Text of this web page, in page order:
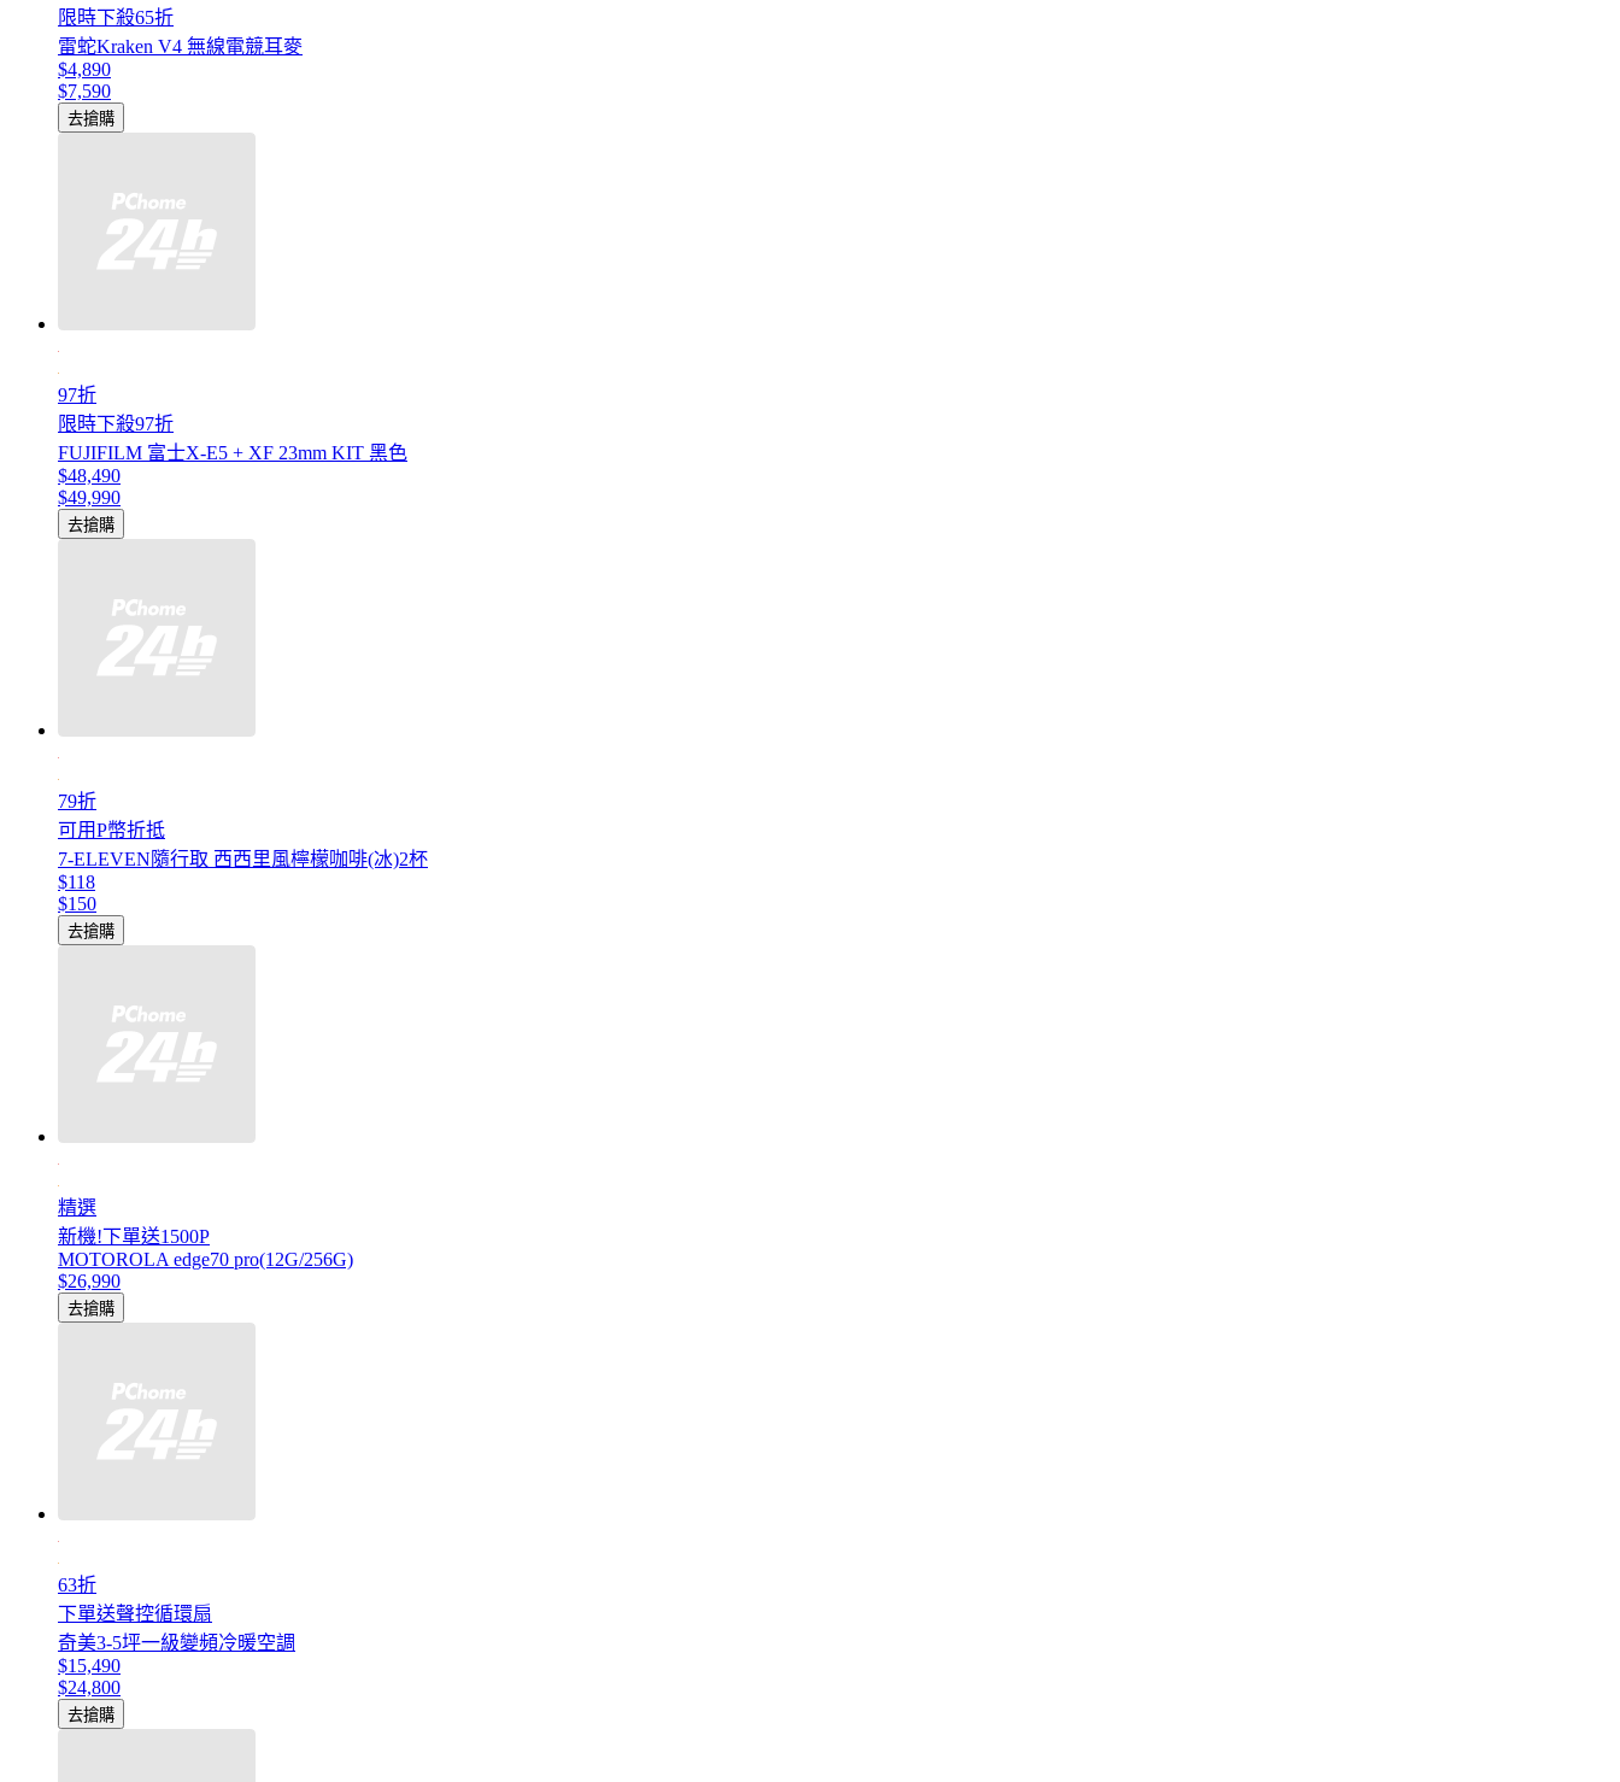
限時下殺65折
雷蛇Kraken V4 無線電競耳麥
$4,890
$7,590
去搶購
97折
限時下殺97折
FUJIFILM 富士X-E5 + XF 23mm KIT 黑色
$48,490
$49,990
去搶購
79折
可用P幣折抵
7-ELEVEN隨行取 西西里風檸檬咖啡(冰)2杯
$118
$150
去搶購
精選
新機!下單送1500P
MOTOROLA edge70 pro(12G/256G)
$26,990
去搶購
63折
下單送聲控循環扇
奇美3-5坪一級變頻冷暖空調
$15,490
$24,800
去搶購